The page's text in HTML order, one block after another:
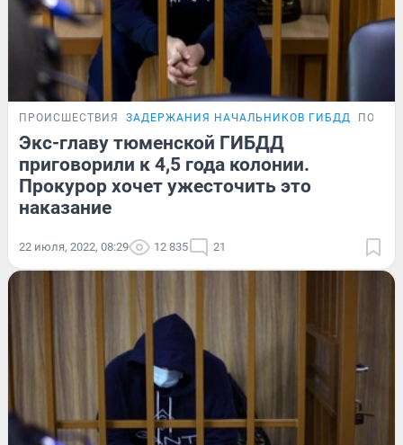
ПРОИСШЕСТВИЯ ЗАДЕРЖАНИЯ НАЧАЛЬНИКОВ ГИБДД
Экс-главу тюменской ГИБДД
приговорили к 4,5 года колонии.
Прокурор хочет ужесточить это
наказание
22 июля, 2022, 08:29 12 835 21